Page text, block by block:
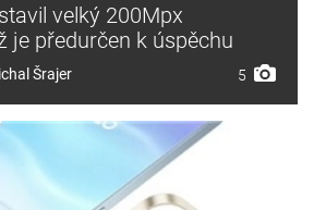
velký 200Mpx
je předurčen k úspěchu
Šrajer 5